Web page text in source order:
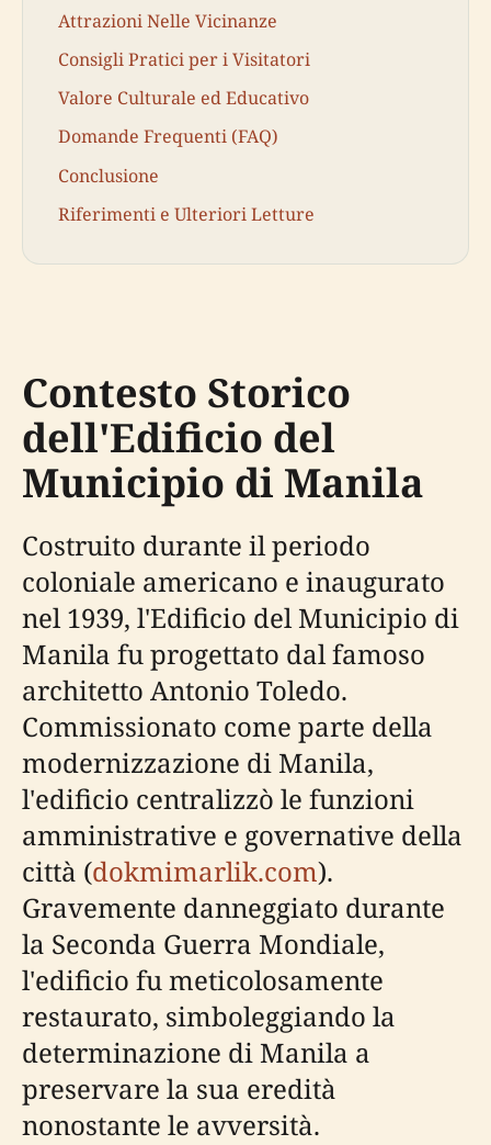
Attrazioni Nelle Vicinanze
Consigli Pratici per i Visitatori
Valore Culturale ed Educativo
Domande Frequenti (FAQ)
Conclusione
Riferimenti e Ulteriori Letture
Contesto Storico
dell'Edificio del
Municipio di Manila
Costruito durante il periodo
coloniale americano e inaugurato
nel 1939, l'Edificio del Municipio di
Manila fu progettato dal famoso
architetto Antonio Toledo.
Commissionato come parte della
modernizzazione di Manila,
l'edificio centralizzò le funzioni
amministrative e governative della
città (dokmimarlik.com).
Gravemente danneggiato durante
la Seconda Guerra Mondiale,
l'edificio fu meticolosamente
restaurato, simboleggiando la
determinazione di Manila a
preservare la sua eredità
nonostante le avversità.